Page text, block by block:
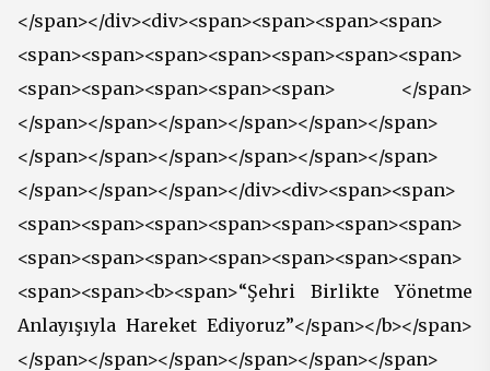
</span></div><div><span><span><span><span>
<span><span><span><span><span><span><span>
<span><span><span><span><span> </span>
</span></span></span></span></span></span>
</span></span></span></span></span></span>
</span></span></span></div><div><span><span>
<span><span><span><span><span><span><span>
<span><span><span><span><span><span><span>
<span><span><b><span>“Şehri Birlikte Yönetme
Anlayışıyla Hareket Ediyoruz”</span></b></span>
</span></span></span></span></span></span>